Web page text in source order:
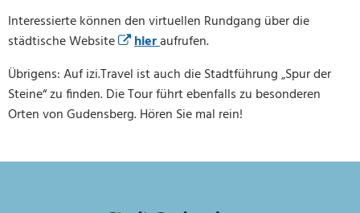
Interessierte können den virtuellen Rundgang über die
städtische Website
hieraufrufen.
Übrigens: Auf izi.Travel ist auch die Stadtführung „Spur der
Steine“ zu finden. Die Tour führt ebenfalls zu besonderen
Orten von Gudensberg. Hören Sie mal rein!